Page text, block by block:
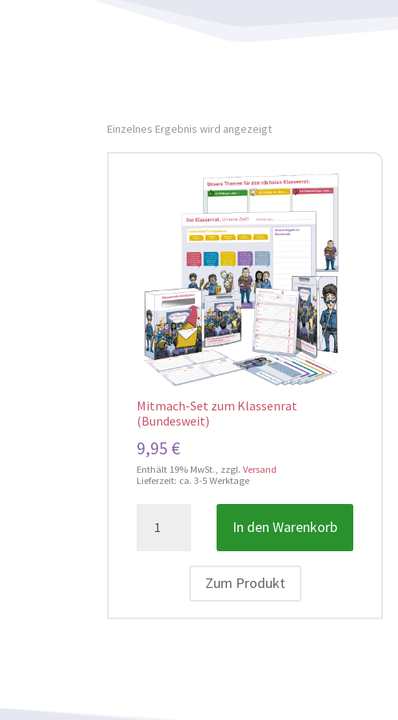
Einzelnes Ergebnis wird angezeigt
Mitmach-Set zum Klassenrat
(Bundesweit)
9,95 €
Enthält 19% MwSt. zzgl. Versand
Lieferzeit: ca. 3-5 Werktage
Set
(Bundesweit)
Menge
In den Warenkorb
Zum Produkt